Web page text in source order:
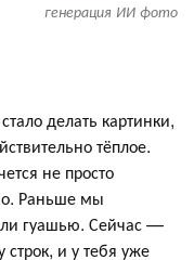
генерация ИИ фото
делать картинки,
тёплое.
не просто
Раньше мы
гуашью. Сейчас —
и у тебя уже